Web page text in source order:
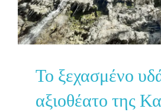
Το ξεχασμένο
αξιοθέατο της